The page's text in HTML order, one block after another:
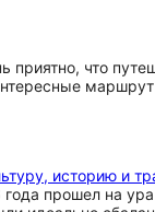
что
историю и
прошел на